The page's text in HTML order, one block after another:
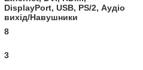
DisplayPort, USB, PS/2, Аудіо
вихід/Навушники
8
3